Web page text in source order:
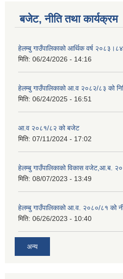
बजेट, नीति तथा कार्यक्रम
हेलम्बु गाउँपालिकाको आर्थिक वर्ष
मिति: 06/24/2026 - 14:16
हेलम्बु गाउँपालिकाको आ.व २०८२/८३ को
मिति: 06/24/2025 - 16:51
आ.व २०८१/८२ को बजेट
मिति: 07/11/2024 - 17:02
हेलम्बु गाउँपालिकाको विकास वजेट,आ.ब.
मिति: 08/07/2023 - 13:49
हेलम्बु गाउँपालिकाको आ.व. २०८०/८१ को
मिति: 06/26/2023 - 10:40
अन्य